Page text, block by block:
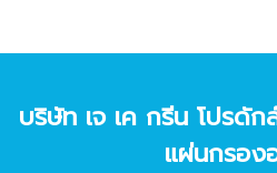
บริษัท เจ เค กรีน โปรดั
แผ่นกรอง